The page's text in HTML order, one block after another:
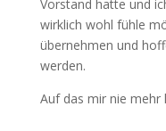
Vorstand hatte und
wirklich wohl fühle
übernehmen und
werden.
Auf das mir nie mehr